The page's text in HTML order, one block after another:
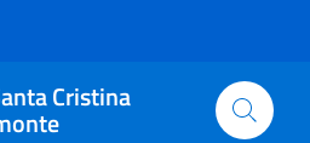
Cristina